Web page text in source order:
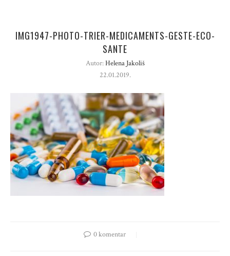
IMG1947-PHOTO-TRIER-MEDICAMENTS-GESTE-ECO-
SANTE
Autor:Helena Jakoliš
22.01.2019.
0 komentar